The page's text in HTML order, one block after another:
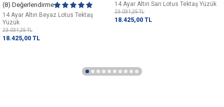
(8) Değerlendirme
14 Ayar Altın Beyaz Lotus Tektaş
Yüzük
23.031,25TL
18.425,00 TL
14 Ayar Altın Sarı Lotus Tektaş Yüzük
23.031,25TL
18.425,00 TL